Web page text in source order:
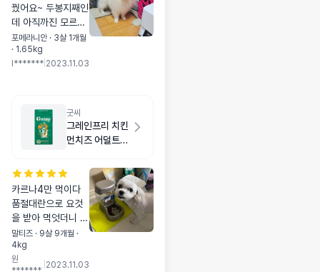
꿨어요~ 두봉지째인
데 아직까진 모르겠
어요~ 알이 좀 굵은
데 잘 먹고 안씹어서
먹으니 걱정되네요~
4개월이에요~
포메라니안 · 3살 1개월
· 1.65kg
I******* 2023.11.03
굿씨
그레인프리 치킨
먼치즈 어덜트
카르나4만 먹이다
품절대란으로 요것
을 받아 먹엇더니 잘
멋긴하네요 ㅋㅋㅋ
카르나4 마니 수입
해주세요
말티즈 · 9살 9개월 ·
4kg
원
2023.11.03